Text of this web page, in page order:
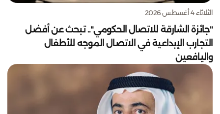
الثلاثاء 4 أغسطس 2026
"جائزة الشارقة للاتصال الحكومي".. تبحث عن أفضل
التجارب الإبداعية في الاتصال الموجه للأطفال
واليافعين